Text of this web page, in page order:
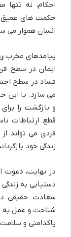
احکام، نه تنها
حکمت های عمیق
انسان هموار می
پیامدهای مخرب
ایمان در سطح
فساد در سطح
می سازد. با این
و بازگشت را
قطع ارتباطات
فردی می تواند
زندگی خود
در نهایت، دعوت
دستیابی به
سعادت حقیقی
شناخت و عمل به
پاکدامنی و